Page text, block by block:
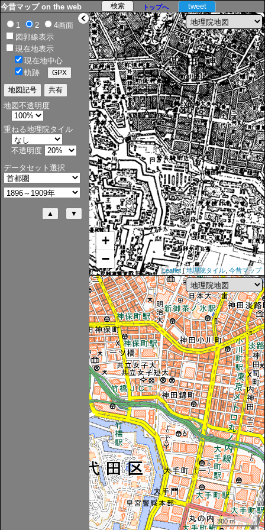
> tweet
今昔マップ on the web トップへ
+
−
Leaflet |地理院タイル 今昔マップ
300 m
1 2
4画面
図郭線表示
現在地表示
現在地中心
軌跡
地図不透明度
重ねる地理院タイル
不透明度
データセット選択